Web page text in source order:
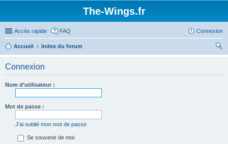
The-Wings.fr
Accès rapide FAQ Connexion
Accueil
Index du forum
Connexion
Nom d’utilisateur :
Mot de passe :
J’ai oublié mon mot de passe
Se souvenir de moi